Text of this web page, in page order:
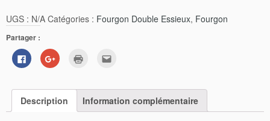
UGS : N/A Catégories : Fourgon Double Essieux, Fourgon
Partager :
Cliquez
pour
partager
dans
une
nouvelle
Cliquez
pour
(ouvre
dans
une
nouvelle
Cliquer
nouvelle
fenêtre)
mail
à
un
ami(ouvre
Description Information complémentaire